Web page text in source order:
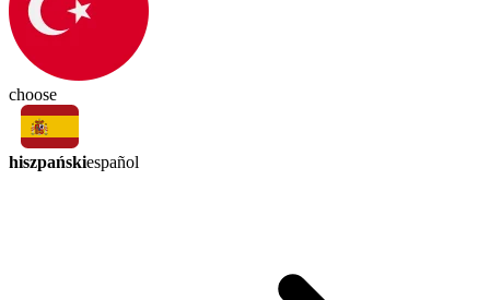
choose
hiszpańskiespañol